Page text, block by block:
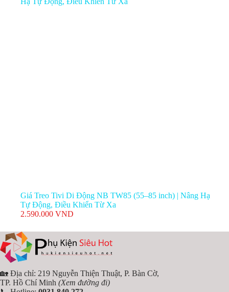
Giá Treo Tivi Di Động NB TW85 (55–85 inch) | Nâng Hạ
Tự Động, Điều Khiển Từ Xa
2.590.000 VND
🏡 Địa chỉ: 219 Nguyễn Thiện Thuật, P. Bàn Cờ,
TP. Hồ Chí Minh (Xem đường đi)